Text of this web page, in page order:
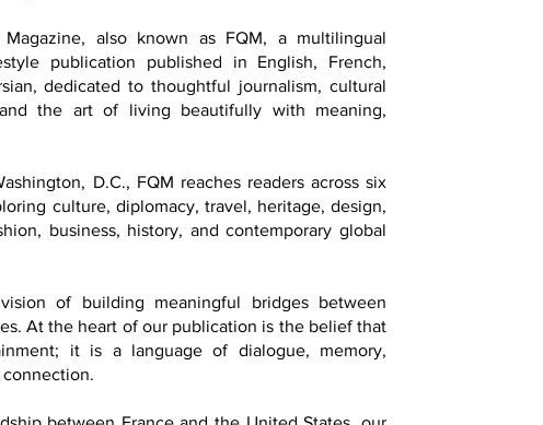
also known as FQM, a multilingual
publication published in English, French,
dedicated to thoughtful journalism, cultural
the art of living beautifully with meaning,
D.C., FQM reaches readers across six
culture, diplomacy, travel, heritage, design,
business, history, and contemporary global
of building meaningful bridges between
At the heart of our publication is the belief that
it is a language of dialogue, memory,